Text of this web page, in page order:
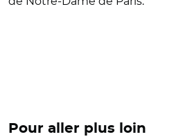
Pour aller plus loin